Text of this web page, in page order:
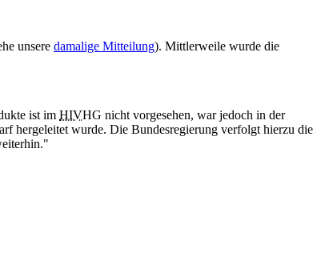
unsere damalige Mitteilung). Mittlerweile wurde die
ist im HIVHG nicht vorgesehen, war jedoch in der
hergeleitet wurde. Die Bundesregierung verfolgt hierzu die